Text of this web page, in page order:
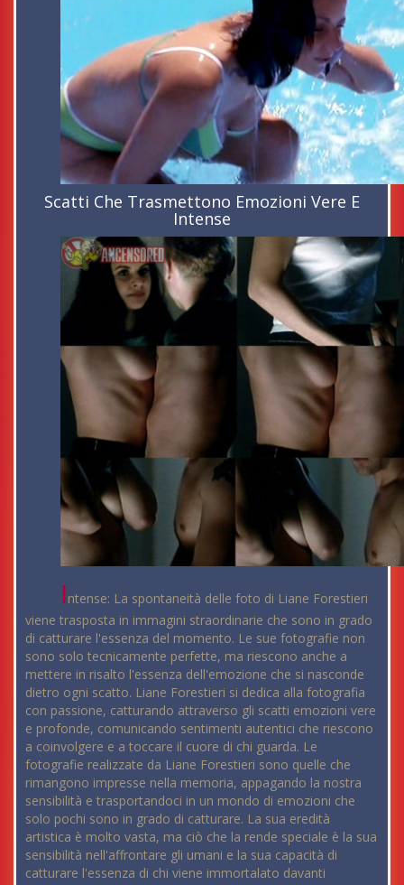
Scatti Che Trasmettono Emozioni Vere E
Intense
Intense: La spontaneità delle foto di Liane Forestieri
viene trasposta in immagini straordinarie che sono in grado
di catturare l'essenza del momento. Le sue fotografie non
sono solo tecnicamente perfette, ma riescono anche a
mettere in risalto l'essenza dell'emozione che si nasconde
dietro ogni scatto. Liane Forestieri si dedica alla fotografia
con passione, catturando attraverso gli scatti emozioni vere
e profonde, comunicando sentimenti autentici che riescono
a coinvolgere e a toccare il cuore di chi guarda. Le
fotografie realizzate da Liane Forestieri sono quelle che
rimangono impresse nella memoria, appagando la nostra
sensibilità e trasportandoci in un mondo di emozioni che
solo pochi sono in grado di catturare. La sua eredità
artistica è molto vasta, ma ciò che la rende speciale è la sua
sensibilità nell'affrontare gli umani e la sua capacità di
catturare l'essenza di chi viene immortalato davanti